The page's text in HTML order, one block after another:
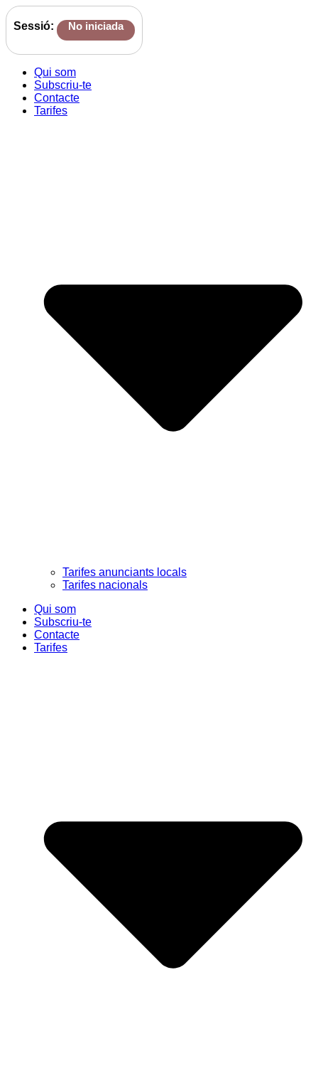
Sessió: No iniciada
Qui som
Subscriu-te
Contacte
Tarifes
Tarifes anunciants locals
Tarifes nacionals
Qui som
Subscriu-te
Contacte
Tarifes